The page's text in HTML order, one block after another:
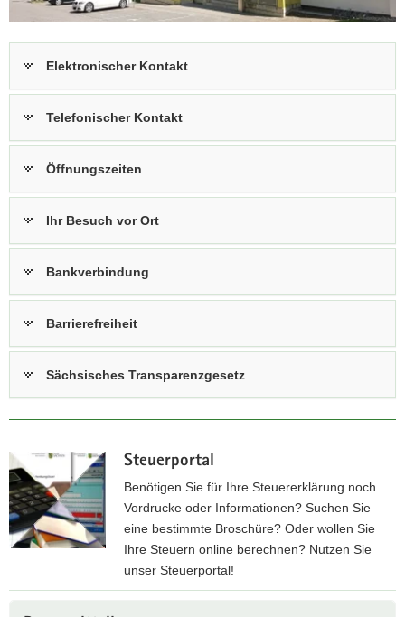
a
v
i
o
Elektronischer Kontakt
Telefonischer Kontakt
Öffnungszeiten
Ihr Besuch vor Ort
Bankverbindung
Barrierefreiheit
Sächsisches Transparenzgesetz
Steuerportal
Benötigen Sie für Ihre Steuererklärung noch
Vordrucke oder Informationen? Suchen Sie
eine bestimmte Broschüre? Oder wollen Sie
Ihre Steuern online berechnen? Nutzen Sie
unser Steuerportal!